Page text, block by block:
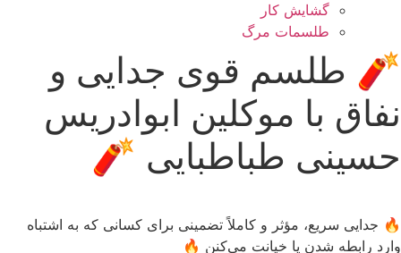
گشایش کار
طلسمات مرگ
🧨 طلسم قوی جدایی و
نفاق با موکلین ابوادریس
حسینی طباطبایی 🧨
🔥 جدایی سریع، مؤثر و کاملاً تضمینی برای کسانی که به اشتباه
وارد رابطه شدن یا خیانت می‌کنن 🔥